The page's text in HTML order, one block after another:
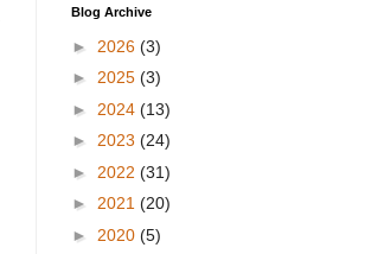
Blog Archive
► 2026 (3)
► 2025 (3)
► 2024 (13)
► 2023 (24)
► 2022 (31)
► 2021 (20)
► 2020 (5)